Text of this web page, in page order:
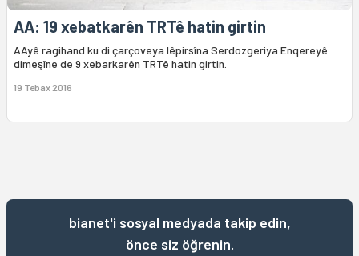
AA: 19 xebatkarên TRTê hatin girtin
AAyê ragihand ku di çarçoveya lêpirsîna Serdozgeriya Enqereyê
dimeşîne de 9 xebarkarên TRTê hatin girtin.
19 Tebax 2016
bianet'i sosyal medyada takip edin,
önce siz öğrenin.